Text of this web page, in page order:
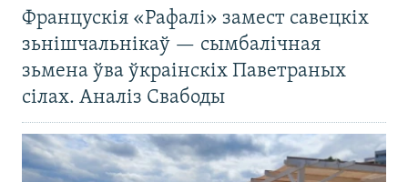
Францускія «Рафалі» замест савецкіх
зьнішчальнікаў — сымбалічная
зьмена ўва ўкраінскіх Паветраных
сілах. Аналіз Свабоды